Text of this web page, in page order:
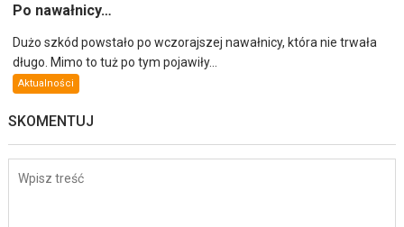
Po nawałnicy…
Dużo szkód powstało po wczorajszej nawałnicy, która nie trwała
długo. Mimo to tuż po tym pojawiły...
Aktualności
SKOMENTUJ